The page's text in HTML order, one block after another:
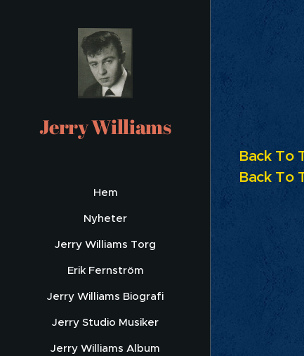
Jerry Williams
Hem
Nyheter
Jerry Williams Torg
Erik Fernström
Jerry Williams Biografi
Jerry Studio Musiker
Jerry Williams Album
Back To
Back To